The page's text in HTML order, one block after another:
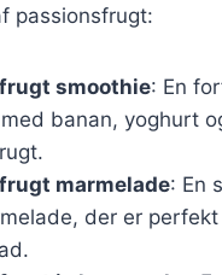
passionsfrugt:
smoothie: En
banan, yoghurt
marmelade: En
der er